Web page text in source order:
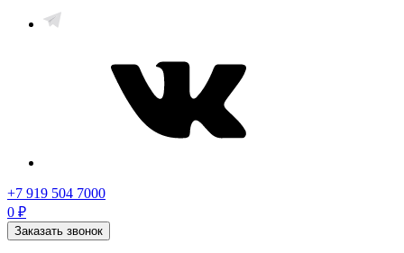
+7 919 504 7000
0 ₽
Заказать звонок